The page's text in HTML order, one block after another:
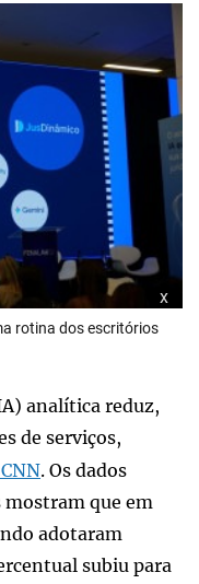
x
rotina dos escritórios
analítica reduz,
de serviços,
. Os dados
mostram que em
adotaram
subiu para